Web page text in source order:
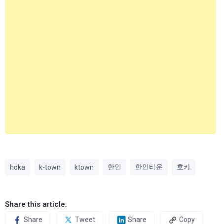
hoka k-town ktown 한인 한인타운 호카
Share this article:
Share Tweet Share Copy